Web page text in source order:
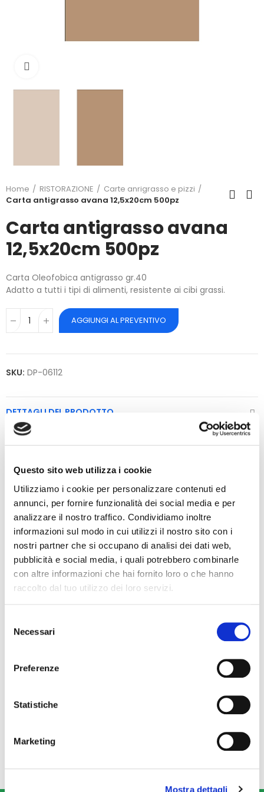
Questo sito web utilizza i cookie
Utilizziamo i cookie per personalizzare contenuti ed
annunci, per fornire funzionalità dei social media e per
analizzare il nostro traffico. Condividiamo inoltre
informazioni sul modo in cui utilizzi il nostro sito con i
nostri partner che si occupano di analisi dei dati web,
pubblicità e social media, i quali potrebbero combinarle
con altre informazioni che hai fornito loro o che hanno
raccolto dal tuo utilizzo dei loro servizi.
c
Necessari
Preferenze
Statistiche
Marketing
Mostra dettagli
Home RISTORAZIONE
Carte anrigrasso e pizzi
Carta antigrasso avana 12,5x20cm 500pz
Carta antigrasso avana
12,5x20cm 500pz
Carta Oleofobica antigrasso gr.40
Adatto a tutti i tipi di alimenti, resistente ai cibi grassi.
AGGIUNGI AL PREVENTIVO
SKU: DP-06112
DETTAGLI DEL PRODOTTO
Riferimento
Prodotti della stessa Categoria
15x40cm 500pz
20X32,5cm 500pz